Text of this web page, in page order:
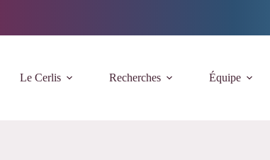
Le Cerlis Recherches Équipe